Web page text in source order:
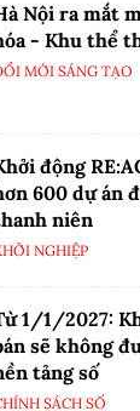
Nội ra mắt
- Khu thể
MỚI SÁNG TẠO
động
600 dự án
niên
NGHIỆP
1/1/2027:
sẽ không
tảng số
SÁCH SỐ